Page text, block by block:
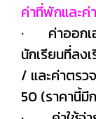
ค่าที่พักและค่
· ค่าออกเอ
นักเรียนที่ลง
/ และค่าตรว
50 (ราคานี้มี